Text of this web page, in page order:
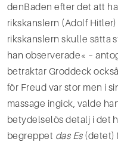
den­Baden efter det att
rikskanslern (Adolf
rikskanslern skulle sätta
han observerade« –
betraktar Groddeck
för Freud var stor men i
massage ingick, valde
betydelselös detalj i det
begreppet das Es (detet)